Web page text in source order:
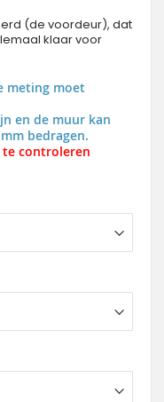
(de voordeur), dat
klaar voor
meting moet
en de muur kan
bedragen.
controleren